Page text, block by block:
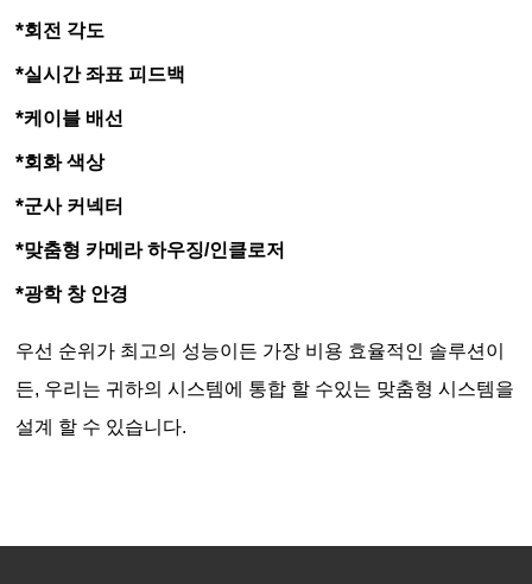
*회전 각도
*실시간 좌표 피드백
*케이블 배선
*회화 색상
*군사 커넥터
*맞춤형 카메라 하우징/인클로저
*광학 창 안경
우선 순위가 최고의 성능이든 가장 비용 효율적인 솔루션이
든, 우리는 귀하의 시스템에 통합 할 수있는 맞춤형 시스템을
설계 할 수 있습니다.